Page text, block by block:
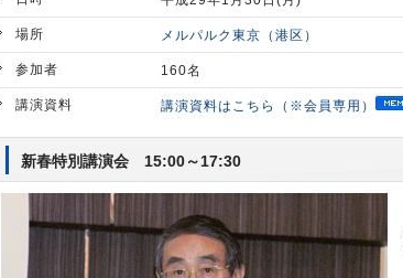
場所 メルパルク東京（港区）
参加者 160名
講演資料 講演資料はこちら（※会員専用）
新春特別講演会 15:00～17:30